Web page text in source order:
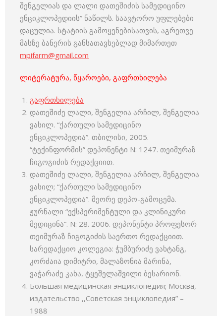
შენგელიას და ლალი დათეშიძის სამედიცინო
ენციკლოპედიის” ნაწილს. საავტორო უფლებები
დაცულია. სტატიის გამოყენებისათვის, აგრეთვე
მასზე ბანერის განსათავსებლად მიმართეთ
mpifarm@gmail.com
ლიტერატურა, წყაროები, გაფრთხილება
გაფრთხილება
დათეშიძე ლალი, შენგელია არჩილ, შენგელია
ვასილ. “ქართული სამედიცინო
ენციკლოპედია”. თბილისი, 2005.
“ტექინფორმის” დეპონენტი N: 1247. თეიმურაზ
ჩიგოგიძის რედაქციით.
დათეშიძე ლალი, შენგელია არჩილ, შენგელია
ვასილ; “ქართული სამედიცინო
ენციკლოპედია”. მეორე დეპო-გამოცემა.
ჟურნალი “ექსპერიმენტული და კლინიკური
მედიცინა”. N: 28. 2006. დეპონენტი პროფესორ
თეიმურაზ ჩიგოგიძის საერთო რედაქციით.
სარედაქციო კოლეგია: ჭუმბურიძე ვახტანგ,
კორძაია დიმიტრი, მალაზონია მარინა,
ვაჭარაძე კახა, ტყეშელაშვილი ბესარიონ.
Большая медицинская энциклопедия; Москва,
издательство ,,Советская энциклопедия” –
1988